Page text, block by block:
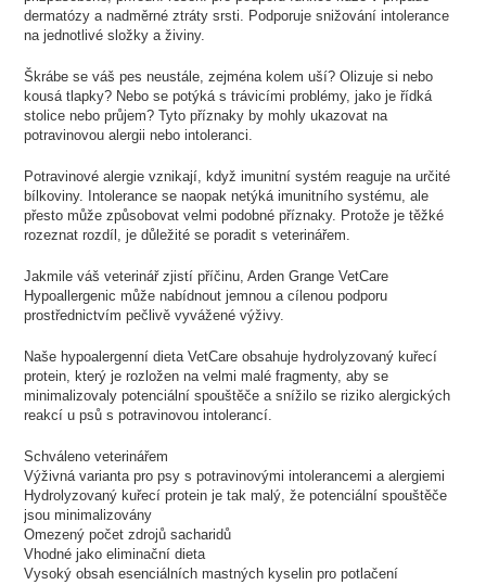
dermatózy a nadměrné ztráty srsti. Podporuje snižování intolerance
na jednotlivé složky a živiny.
Škrábe se váš pes neustále, zejména kolem uší? Olizuje si nebo
kousá tlapky? Nebo se potýká s trávicími problémy, jako je řídká
stolice nebo průjem? Tyto příznaky by mohly ukazovat na
potravinovou alergii nebo intoleranci.
Potravinové alergie vznikají, když imunitní systém reaguje na určité
bílkoviny. Intolerance se naopak netýká imunitního systému, ale
přesto může způsobovat velmi podobné příznaky. Protože je těžké
rozeznat rozdíl, je důležité se poradit s veterinářem.
Jakmile váš veterinář zjistí příčinu, Arden Grange VetCare
Hypoallergenic může nabídnout jemnou a cílenou podporu
prostřednictvím pečlivě vyvážené výživy.
Naše hypoalergenní dieta VetCare obsahuje hydrolyzovaný kuřecí
protein, který je rozložen na velmi malé fragmenty, aby se
minimalizovaly potenciální spouštěče a snížilo se riziko alergických
reakcí u psů s potravinovou intolerancí.
Schváleno veterinářem
Výživná varianta pro psy s potravinovými intolerancemi a alergiemi
Hydrolyzovaný kuřecí protein je tak malý, že potenciální spouštěče
jsou minimalizovány
Omezený počet zdrojů sacharidů
Vhodné jako eliminační dieta
Vysoký obsah esenciálních mastných kyselin pro potlačení